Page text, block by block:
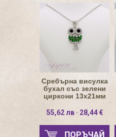
Сребърна висулка
бухал със зелени
циркони 13х21мм
55,62 лв · 28,44 €
ПОРЪЧАЙ